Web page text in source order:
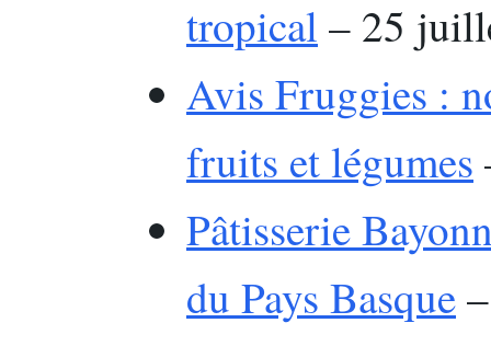
tropical – 25
Avis Fruggies :
fruits et légumes
Pâtisserie
du Pays Basque